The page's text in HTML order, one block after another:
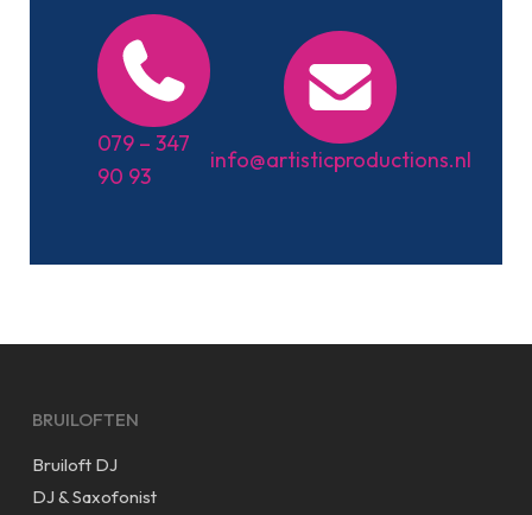
079 – 347
90 93
info@artisticproductions.nl
BRUILOFTEN
Bruiloft DJ
DJ & Saxofonist